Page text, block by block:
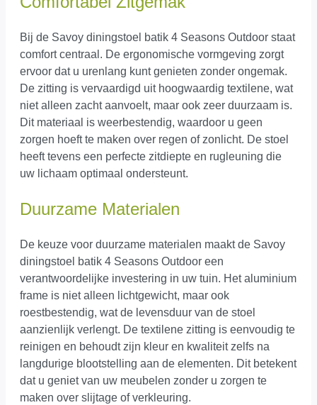
Bij de Savoy diningstoel batik 4 Seasons Outdoor staat
comfort centraal. De ergonomische vormgeving zorgt
ervoor dat u urenlang kunt genieten zonder ongemak.
De zitting is vervaardigd uit hoogwaardig textilene, wat
niet alleen zacht aanvoelt, maar ook zeer duurzaam is.
Dit materiaal is weerbestendig, waardoor u geen
zorgen hoeft te maken over regen of zonlicht. De stoel
heeft tevens een perfecte zitdiepte en rugleuning die
uw lichaam optimaal ondersteunt.
Duurzame Materialen
De keuze voor duurzame materialen maakt de Savoy
diningstoel batik 4 Seasons Outdoor een
verantwoordelijke investering in uw tuin. Het aluminium
frame is niet alleen lichtgewicht, maar ook
roestbestendig, wat de levensduur van de stoel
aanzienlijk verlengt. De textilene zitting is eenvoudig te
reinigen en behoudt zijn kleur en kwaliteit zelfs na
langdurige blootstelling aan de elementen. Dit betekent
dat u geniet van uw meubelen zonder u zorgen te
maken over slijtage of verkleuring.